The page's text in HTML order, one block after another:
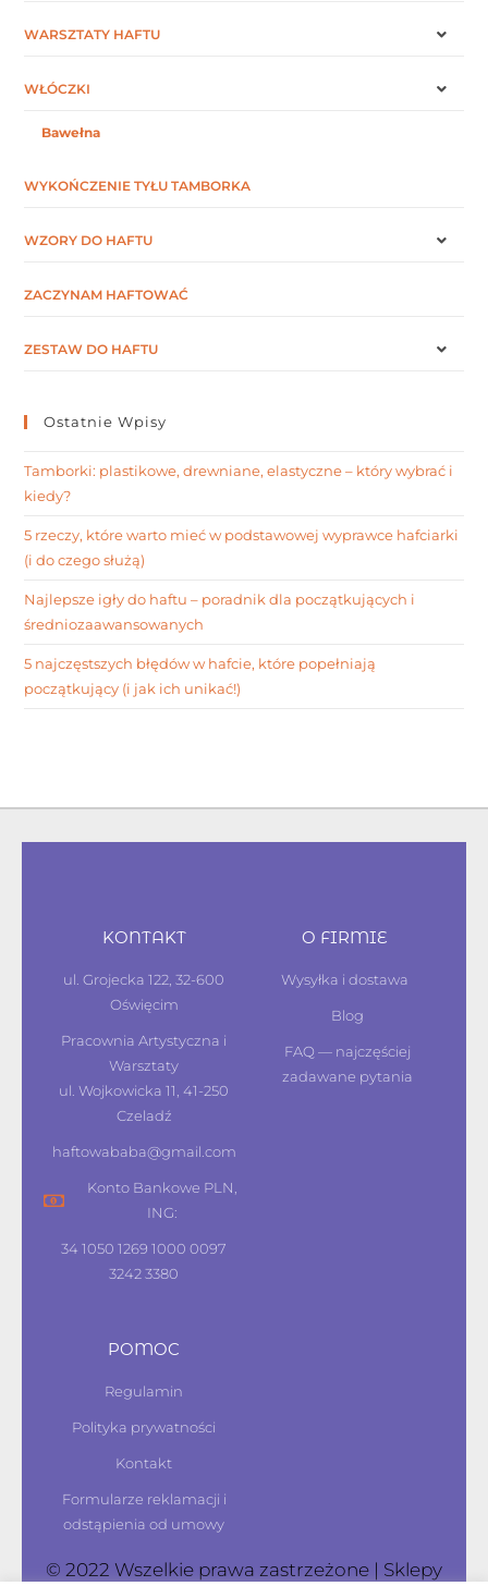
WARSZTATY HAFTU
WŁÓCZKI
Bawełna
WYKOŃCZENIE TYŁU TAMBORKA
WZORY DO HAFTU
ZACZYNAM HAFTOWAĆ
ZESTAW DO HAFTU
Ostatnie Wpisy
Tamborki: plastikowe, drewniane, elastyczne – który wybrać i
kiedy?
5 rzeczy, które warto mieć w podstawowej wyprawce hafciarki
(i do czego służą)
Najlepsze igły do haftu – poradnik dla początkujących i
średniozaawansowanych
5 najczęstszych błędów w hafcie, które popełniają
początkujący (i jak ich unikać!)
KONTAKT
ul. Grojecka 122, 32-600
Oświęcim
Pracownia Artystyczna i
Warsztaty
ul. Wojkowicka 11, 41-250
Czeladź
haftowababa@gmail.com
Konto Bankowe PLN,
ING:
34 1050 1269 1000 0097
3242 3380
O FIRMIE
Wysyłka i dostawa
Blog
FAQ — najczęściej
zadawane pytania
POMOC
Regulamin
Polityka prywatności
Kontakt
Formularze reklamacji i
odstąpienia od umowy
© 2022 Wszelkie prawa zastrzeżone | Sklepy